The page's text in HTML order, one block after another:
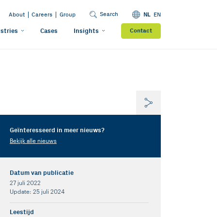
About Careers Group Search NL EN
Cases Insights Contact
Geïnteresseerd in meer nieuws?
Bekijk alle nieuws
Datum van publicatie
27 juli 2022
Update: 25 juli 2024
Leestijd